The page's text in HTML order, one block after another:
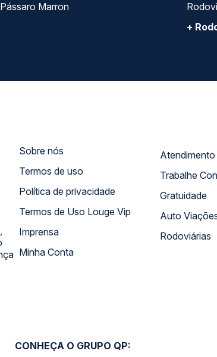
Marron
+
Sobre nós
Termos de uso
Política de privacidade
Termos de Uso Louge Vip
Imprensa
Minha Conta
Trabalhe
Gratuidade
Auto
Rodoviárias
CONHEÇA O GRUPO QP: